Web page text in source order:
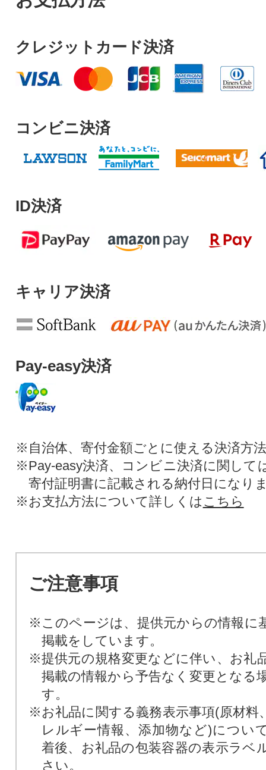
クレジットカード決済
コンビニ決済
ID決済
キャリア決済
Pay-easy決済
※自治体、寄付金額ごとに使える決済方
※Pay-easy決済、コンビニ決済に関して
寄付証明書に記載される納付日になり
※お支払方法について詳しくは こちら
ご注意事項
※このページは、提供元からの情報に
掲載をしています。
※提供元の規格変更などに伴い、お礼
掲載の情報から予告なく変更となる
す。
※お礼品に関する義務表示事項(原材料
レルギー情報、添加物など)につい
着後、お礼品の包装容器の表示ラベ
さい。